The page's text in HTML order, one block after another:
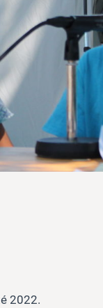
2022.